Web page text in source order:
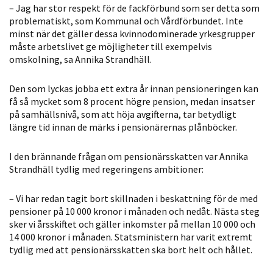
– Jag har stor respekt för de fackförbund som ser detta som
problematiskt, som Kommunal och Vårdförbundet. Inte
minst när det gäller dessa kvinnodominerade yrkesgrupper
måste arbetslivet ge möjligheter till exempelvis
omskolning, sa Annika Strandhäll.
Den som lyckas jobba ett extra år innan pensioneringen kan
få så mycket som 8 procent högre pension, medan insatser
på samhällsnivå, som att höja avgifterna, tar betydligt
längre tid innan de märks i pensionärernas plånböcker.
I den brännande frågan om pensionärsskatten var Annika
Strandhäll tydlig med regeringens ambitioner:
– Vi har redan tagit bort skillnaden i beskattning för de med
pensioner på 10 000 kronor i månaden och nedåt. Nästa steg
sker vi årsskiftet och gäller inkomster på mellan 10 000 och
14 000 kronor i månaden. Statsministern har varit extremt
tydlig med att pensionärsskatten ska bort helt och hållet.
För att vår
hemsida ska
prestera så
bra som
ditt besök.
Om du nekar
de här
kakorna
funktionalitet
att försvinna
hemsidan.
Marknadsföring